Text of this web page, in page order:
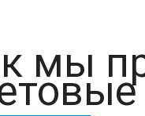
мы